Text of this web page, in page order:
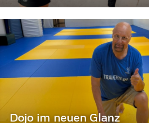
Dojo im neuen Glanz